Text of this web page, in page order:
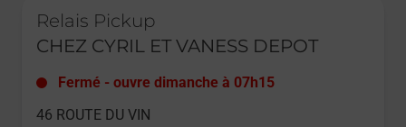
Relais Pickup
CHEZ CYRIL ET VANESS DEPOT
Fermé - ouvre dimanche à 07h15
46 ROUTE DU VIN